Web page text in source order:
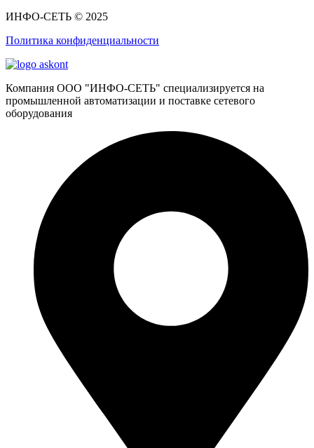
ИНФО-СЕТЬ © 2025
Политика конфиденциальности
Компания ООО "ИНФО-СЕТЬ" специализируется на
промышленной автоматизации и поставке сетевого
оборудования